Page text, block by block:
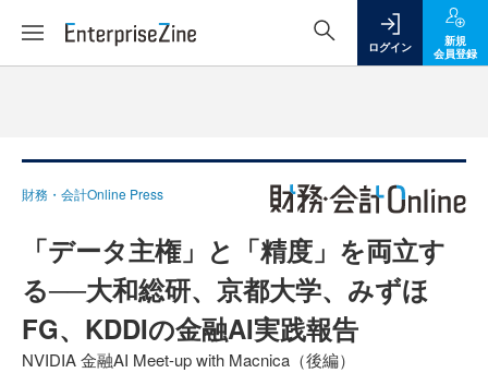
ログイン
新規
会員登録
財務・会計Online Press
「データ主権」と「精度」を両立す
る──大和総研、京都大学、みずほ
FG、KDDIの金融AI実践報告
NVIDIA 金融AI Meet-up with Macnica（後編）